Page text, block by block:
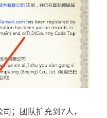
；团队扩充到7人，